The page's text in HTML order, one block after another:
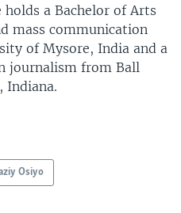
holds a Bachelor of Arts
mass communication
of Mysore, India and a
journalism from Ball
Indiana.
Osiyo